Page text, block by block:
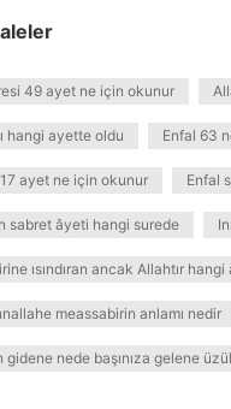
49 ayet ne için okunur
hangi ayette oldu Enfal 63
ayet ne için okunur Enfal
sabret âyeti hangi surede
ısındıran ancak Allahtır hangi
meassabirin anlamı nedir
gidene nede başınıza gelene